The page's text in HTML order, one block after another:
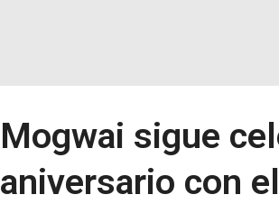
Mogwai sigue
aniversario con